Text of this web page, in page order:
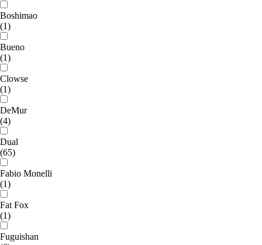
Boshimao
(1)
Bueno
(1)
Clowse
(1)
DeMur
(4)
Dual
(65)
Fabio Monelli
(1)
Fat Fox
(1)
Fuguishan